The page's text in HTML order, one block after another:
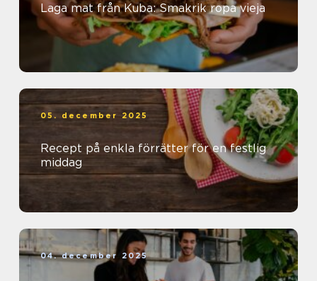
Laga mat från Kuba: Smakrik ropa vieja
05. december 2025
Recept på enkla förrätter för en festlig
middag
04. december 2025